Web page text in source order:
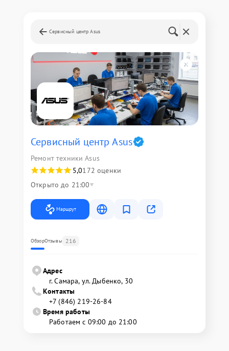
Сервисный центр Asus
Сервисный центр Asus
Ремонт техники Asus
5,0172 оценки
Открыто до 21:00
Маршрут
ОбзорОтзывы 216
Адрес
г. Самара, ул. Дыбенко, 30
Контакты
+7 (846) 219-26-84
Время работы
Работаем с 09:00 до 21:00